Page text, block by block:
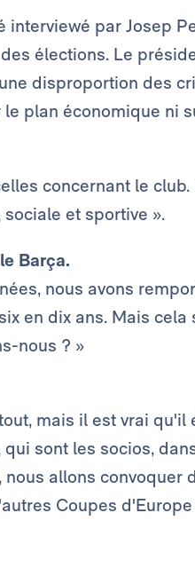
interviewé par Josep
élections. Le
disproportion des
plan économique ni
concernant le
et sportive ».
Barça.
nous avons
en dix ans. Mais cela
nous ? »
mais il est vrai qu'il
sont les socios,
allons convoquer
Coupes d'Europe